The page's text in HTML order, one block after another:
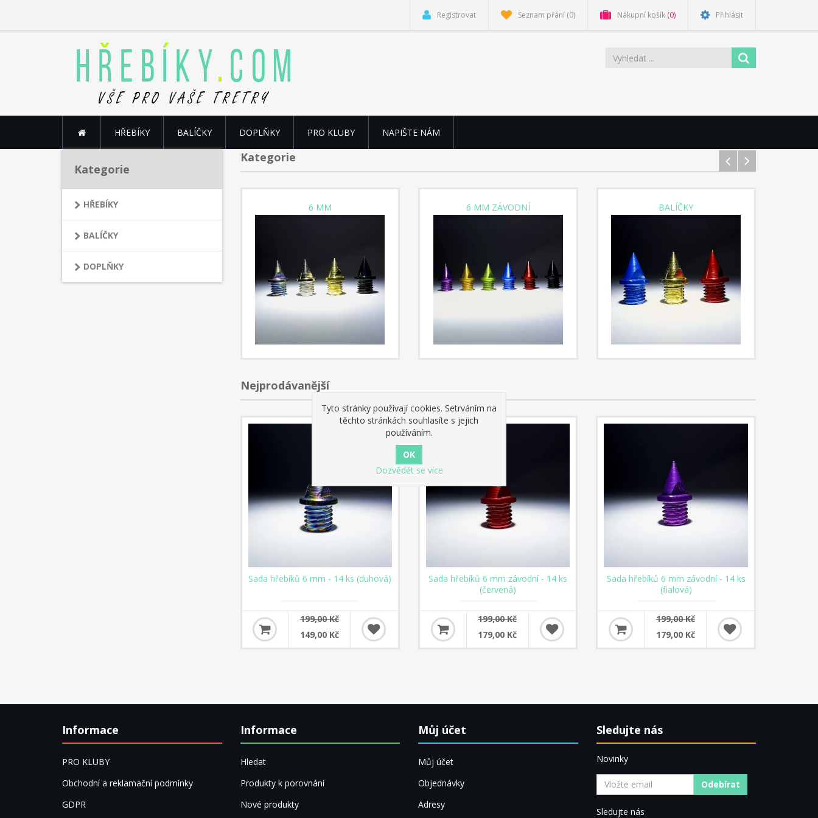
Registrovat Seznam přání (0) Nákupní košík (0) Přihlásit
HŘEBÍKY BALÍČKY DOPLŇKY PRO KLUBY NAPIŠTE NÁM
Kategorie
HŘEBÍKY
BALÍČKY
DOPLŇKY
Kategorie
6 MM 6 MM ZÁVODNÍ BALÍČKY
Nejprodávanější
Sada hřebíků 6 mm - 14 ks (duhová)
199,00 Kč
149,00 Kč
Sada hřebíků 6 mm závodní - 14 ks
(červená)
199,00 Kč
179,00 Kč
Sada hřebíků 6 mm závodní - 14 ks
(fialová)
199,00 Kč
179,00 Kč
Informace
PRO KLUBY
Obchodní a reklamační podmínky
GDPR
Informace
Hledat
Produkty k porovnání
Nové produkty
Můj účet
Můj účet
Objednávky
Adresy
Sledujte nás
Novinky
Odebírat
Sledujte nás
Tyto stránky používají cookies. Setrváním na
těchto stránkách souhlasíte s jejich
používáním.
Dozvědět se více